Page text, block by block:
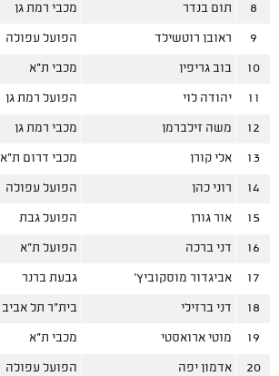
8 תום בנדר מכבי רמת גן
9 ראובן רוטשילד הפועל עפולה
10 בוב גריפין מכבי ת"א
11 יהודה לוי הפועל רמת גן
12 משה זילברמן מכבי רמת גן
13 אלי קורן מכבי דרום ת"א
14 רוני כהן הפועל עפולה
15 אור גורן הפועל גבת
16 דני ברכה הפועל ת"א
17 אביגדור מוסקוביץ' גבעת ברנר
18 דני ברזילי בית"ר תל אביב
19 מוטי ארואסטי מכבי ת"א
20 אדמון יפה הפועל עפולה